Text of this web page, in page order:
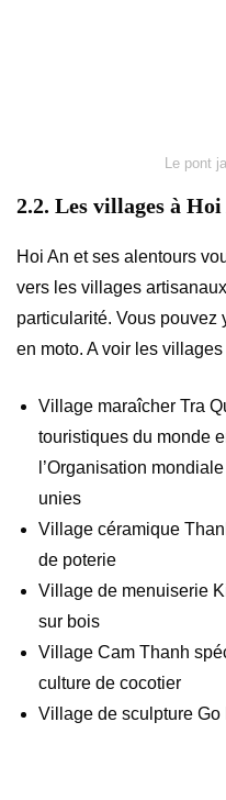
Le pont
2.2. Les villages à Hoi
Hoi An et ses alentours
vers les villages
particularité. Vous pouvez
en moto. A voir les
Village maraîcher Tra
touristiques du monde
l’Organisation
unies
Village céramique
de poterie
Village de menuiserie
sur bois
Village Cam Thanh
culture de cocotier
Village de sculpture Go